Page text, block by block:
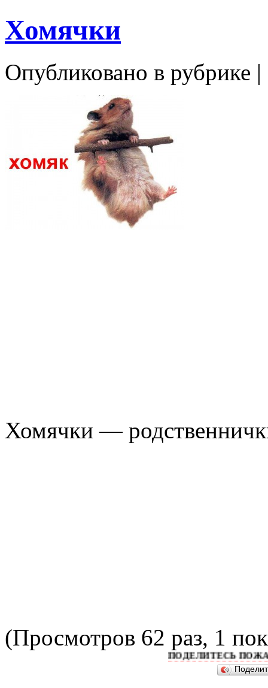
Хомячки
Опубликовано в рубрике |
Хомячки —
(Просмотров 62 раз, 1
ПОДЕЛИТЕСЬ